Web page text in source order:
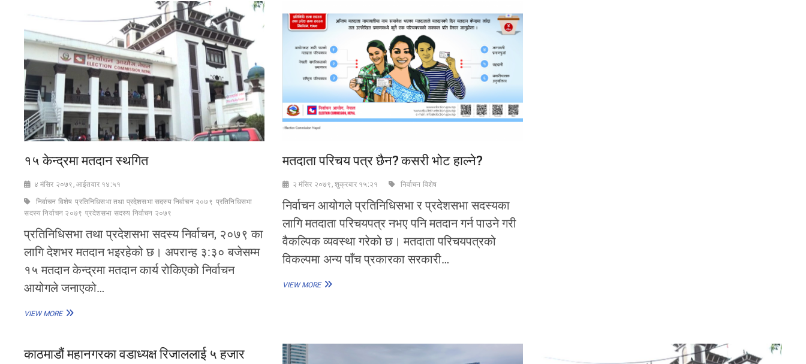
१५ केन्द्रमा मतदान स्थगित
४ मंसिर २०७९, आईतवार १४:५१
निर्वाचन विशेष प्रतिनिधिसभा तथा प्रदेशसभा सदस्य निर्वाचन २०७९ प्रतिनिधिसभा
सदस्य निर्वाचन २०७९ प्रदेशसभा सदस्य निर्वाचन २०७९
प्रतिनिधिसभा तथा प्रदेशसभा सदस्य निर्वाचन, २०७९ का
लागि देशभर मतदान भइरहेको छ। अपरान्ह ३:३० बजेसम्म
१५ मतदान केन्द्रमा मतदान कार्य रोकिएको निर्वाचन
आयोगले जनाएको…
VIEW MORE१५
मतदाता परिचय पत्र छैन? कसरी भोट हाल्ने?
२ मंसिर २०७९, शुक्रबार १५:२१ निर्वाचन विशेष
निर्वाचन आयोगले प्रतिनिधिसभा र प्रदेशसभा सदस्यका
लागि मतदाता परिचयपत्र नभए पनि मतदान गर्न पाउने गरी
वैकल्पिक व्यवस्था गरेको छ। मतदाता परिचयपत्रको
विकल्पमा अन्य पाँच प्रकारका सरकारी…
VIEW MOREमतदाता
काठमाडौं महानगरका वडाध्यक्ष रिजाललाई ५ हजार